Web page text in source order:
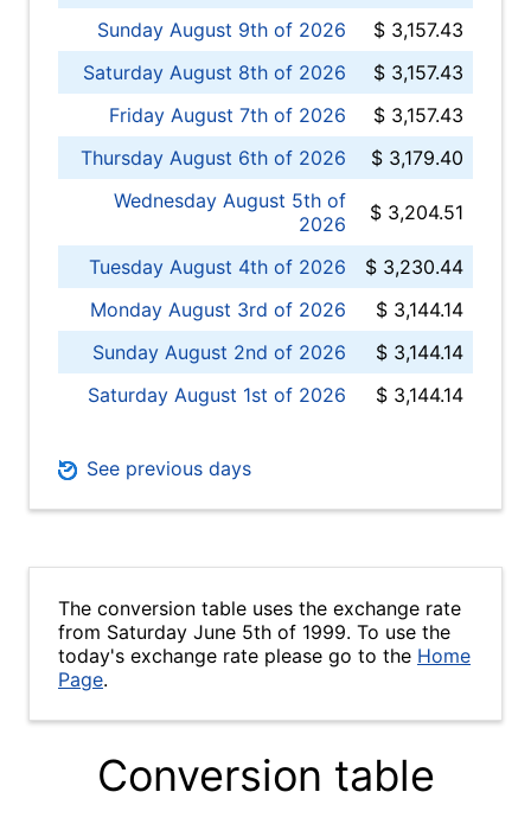
Sunday August 9th of 2026
$ 3,157.43
Saturday August 8th of 2026
$ 3,157.43
Friday August 7th of 2026
$ 3,157.43
Thursday August 6th of 2026
$ 3,179.40
Wednesday August 5th of
2026
$ 3,204.51
Tuesday August 4th of 2026
$ 3,230.44
Monday August 3rd of 2026
$ 3,144.14
Sunday August 2nd of 2026
$ 3,144.14
Saturday August 1st of 2026
$ 3,144.14
See previous days
The conversion table uses the exchange rate
from Saturday June 5th of 1999. To use the
today's exchange rate please go to the Home
Page.
Conversion table